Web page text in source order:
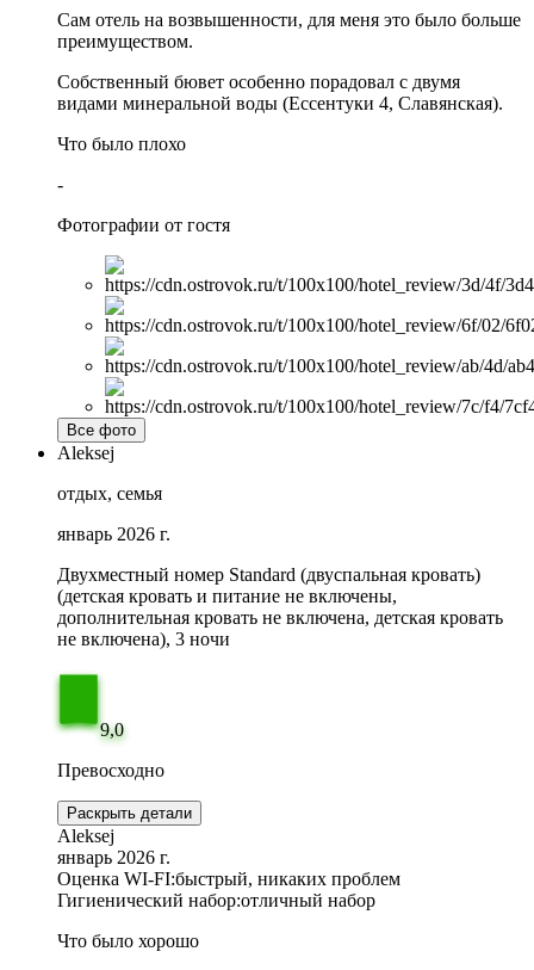
Сам отель на возвышенности, для меня это было больше
преимуществом.
Собственный бювет особенно порадовал с двумя
видами минеральной воды (Ессентуки 4, Славянская).
Что было плохо
-
Фотографии от гостя
Все фото
Aleksej
отдых, семья
январь 2026 г.
Двухместный номер Standard (двуспальная кровать)
(детская кровать и питание не включены,
дополнительная кровать не включена, детская кровать
не включена), 3 ночи
9,0
Превосходно
Раскрыть детали
Aleksej
январь 2026 г.
Оценка WI-FI:быстрый, никаких проблем
Гигиенический набор:отличный набор
Что было хорошо